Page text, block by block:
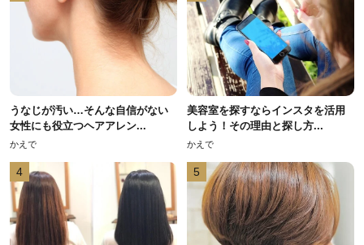
うなじが汚い…そんな自信がない
女性にも役立つヘアアレン...
かえで
美容室を探すならインスタを活用
しよう！その理由と探し方...
かえで
4 5